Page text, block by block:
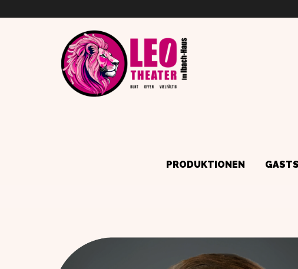
PRODUKTIONEN